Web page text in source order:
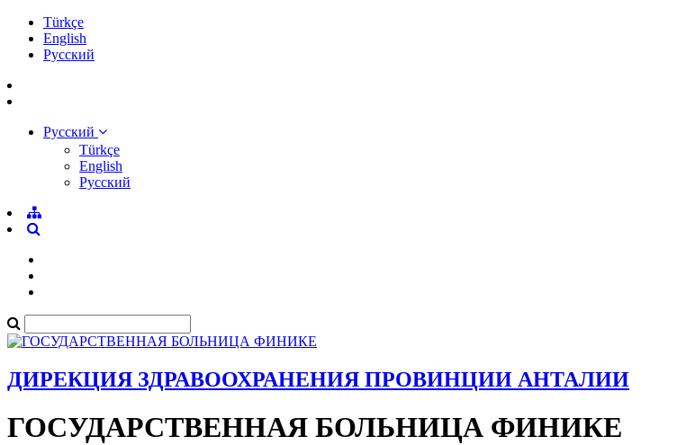
Türkçe
English
Pусский
Pусский
Türkçe
English
Pусский
ДИРЕКЦИЯ ЗДРАВООХРАНЕНИЯ ПРОВИНЦИИ АНТАЛИИ
ГОСУДАРСТВЕННАЯ БОЛЬНИЦА ФИНИКЕ